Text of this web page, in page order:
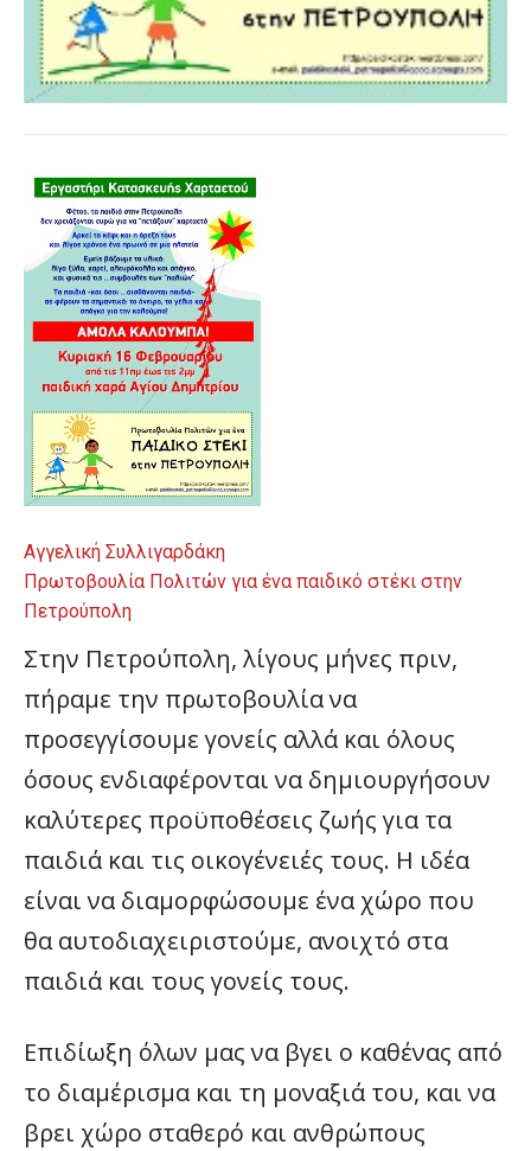
Αγγελική Συλλιγαρδάκη
Πρωτοβουλία Πολιτών για ένα παιδικό στέκι στην
Πετρούπολη
Στην Πετρούπολη, λίγους μήνες πριν,
πήραμε την πρωτοβουλία να
προσεγγίσουμε γονείς αλλά και όλους
όσους ενδιαφέρονται να δημιουργήσουν
καλύτερες προϋποθέσεις ζωής για τα
παιδιά και τις οικογένειές τους. Η ιδέα
είναι να διαμορφώσουμε ένα χώρο που
θα αυτοδιαχειριστούμε, ανοιχτό στα
παιδιά και τους γονείς τους.
Επιδίωξη όλων μας να βγει ο καθένας από
το διαμέρισμα και τη μοναξιά του, και να
βρει χώρο σταθερό και ανθρώπους